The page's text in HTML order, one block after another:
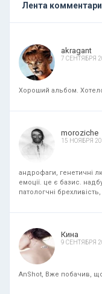
Лента
akragant
7 СЕНТЯБРЯ
Хороший альбом.
moroziche
15 НОЯБРЯ
андрофаги, генетичні
емоції. це є базис.
патологчні брехливість,
Кина
9 СЕНТЯБРЯ
AnShot, Вже побачив,